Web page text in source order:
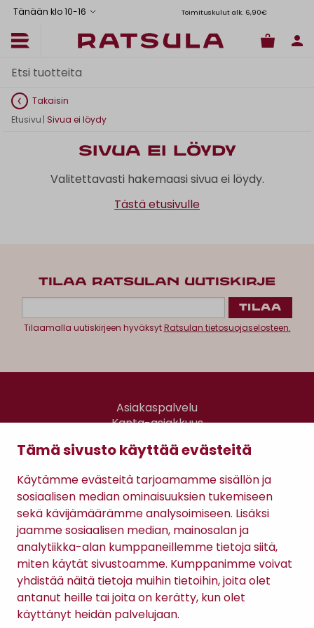
Tämä sivusto käyttää evästeitä
Käytämme evästeitä tarjoamamme sisällön ja
sosiaalisen median ominaisuuksien tukemiseen
sekä kävijämäärämme analysoimiseen. Lisäksi
jaamme sosiaalisen median, mainosalan ja
analytiikka-alan kumppaneillemme tietoja siitä,
miten käytät sivustoamme. Kumppanimme voivat
yhdistää näitä tietoja muihin tietoihin, joita olet
antanut heille tai joita on kerätty, kun olet
käyttänyt heidän palvelujaan.
Tänään klo 10-16 Toimituskulut alk. 6,90€
Takaisin
Etusivu | Sivua ei löydy
Sivua ei löydy
Valitettavasti hakemaasi sivua ei löydy.
Tästä etusivulle
TILAA RATSULAN UUTISKIRJE
Tilaamalla uutiskirjeen hyväksytRatsulan tietosuojaselosteen.
Asiakaspalvelu
Kanta-asiakkuus
Gomee Ratsula Café
Sopimusehdot
Tietosuojaseloste
Maksutavat